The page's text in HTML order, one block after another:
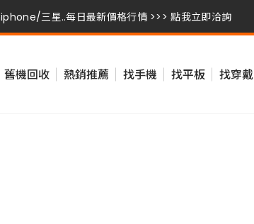
三星..每日最新價格行情 >>> 點我立即洽詢
iphone/三星..每日最新價格行情 >>> 點我立即洽詢
舊機回收 熱銷推薦 找手機 找平板 找穿戴